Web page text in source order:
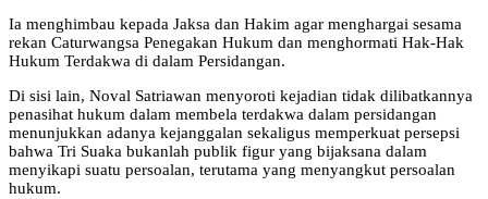
Ia menghimbau kepada Jaksa dan Hakim agar menghargai sesama
rekan Caturwangsa Penegakan Hukum dan menghormati Hak-Hak
Hukum Terdakwa di dalam Persidangan.
Di sisi lain, Noval Satriawan menyoroti kejadian tidak dilibatkannya
penasihat hukum dalam membela terdakwa dalam persidangan
menunjukkan adanya kejanggalan sekaligus memperkuat persepsi
bahwa Tri Suaka bukanlah publik figur yang bijaksana dalam
menyikapi suatu persoalan, terutama yang menyangkut persoalan
hukum.